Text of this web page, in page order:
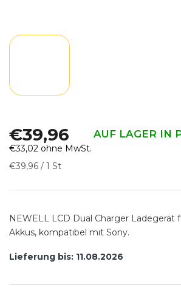
€39,96 AUF LAGER IN
€33,02 ohne MwSt.
Verkaufspreis:
€39,96 / 1 St
Lieferung bis: 11.08.2026
NEWELL LCD Dual Charger Ladegerät
Akkus, kompatibel mit Sony.